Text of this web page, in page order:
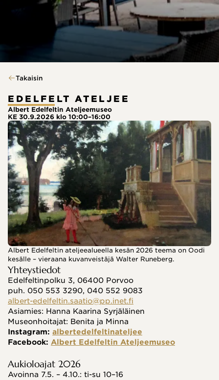
Takaisin
EDELFELT ATELJEE
Albert Edelfeltin Ateljeemuseo
KE 30.9.2026 klo 10:00–16:00
Albert Edelfeltin ateljeealueella kesän 2026 teema on Oodi
kesälle – vieraana kuvanveistäjä Walter Runeberg.
Yhteystiedot
Edelfeltinpolku 3, 06400 Porvoo
puh. 050 553 3290, 040 552 9083
albert-edelfeltin.saatio@pp.inet.fi
Asiamies: Hanna Kaarina Syrjäläinen
Museonhoitajat: Benita ja Minna
Instagram: albertedelfeltinateljee
Facebook: Albert Edelfeltin Ateljeemuseo
Aukioloajat 2026
Avoinna 7.5. – 4.10.: ti-su 10–16